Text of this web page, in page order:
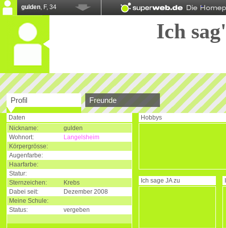
gulden, F, 34
Ich
Profil Freunde
Daten
Nickname:
gulden
Wohnort:
Langelsheim
Körpergrösse:
Augenfarbe:
Haarfarbe:
Statur:
Sternzeichen:
Krebs
Dabei seit:
Dezember 2008
Meine Schule:
Status:
vergeben
Hobbys
Ich sage JAzu